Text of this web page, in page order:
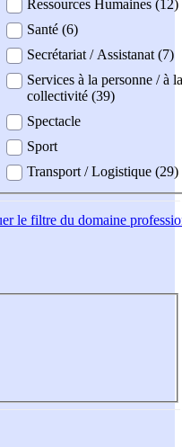
Ressources Humaines (12)
Santé (6)
Secrétariat / Assistanat (7)
Services à la personne / à la
collectivité (39)
Spectacle
Sport
Transport / Logistique (29)
le filtre du domaine